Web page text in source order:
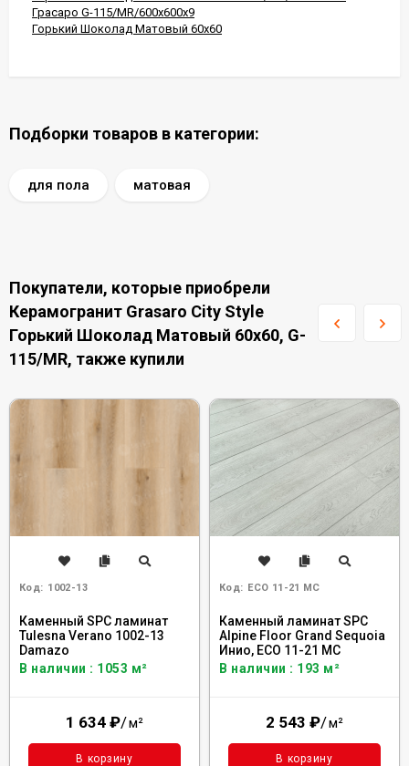
Грасаро G-115/MR/600x600x9
Горький Шоколад Матовый 60x60
Подборки товаров в категории:
для пола матовая
Покупатели, которые приобрели
Керамогранит Grasaro City Style
Горький Шоколад Матовый 60x60, G-
115/MR, также купили
Код: 1002-13
Каменный SPC ламинат
Tulesna Verano 1002-13
Damazo
В наличии : 1053 м²
1 634 ₽/м²
В корзину
Код: ECO 11-21 MC
Каменный ламинат SPC
Alpine Floor Grand Sequoia
Инио, ECO 11-21 MC
В наличии : 193 м²
2 543 ₽/м²
В корзину